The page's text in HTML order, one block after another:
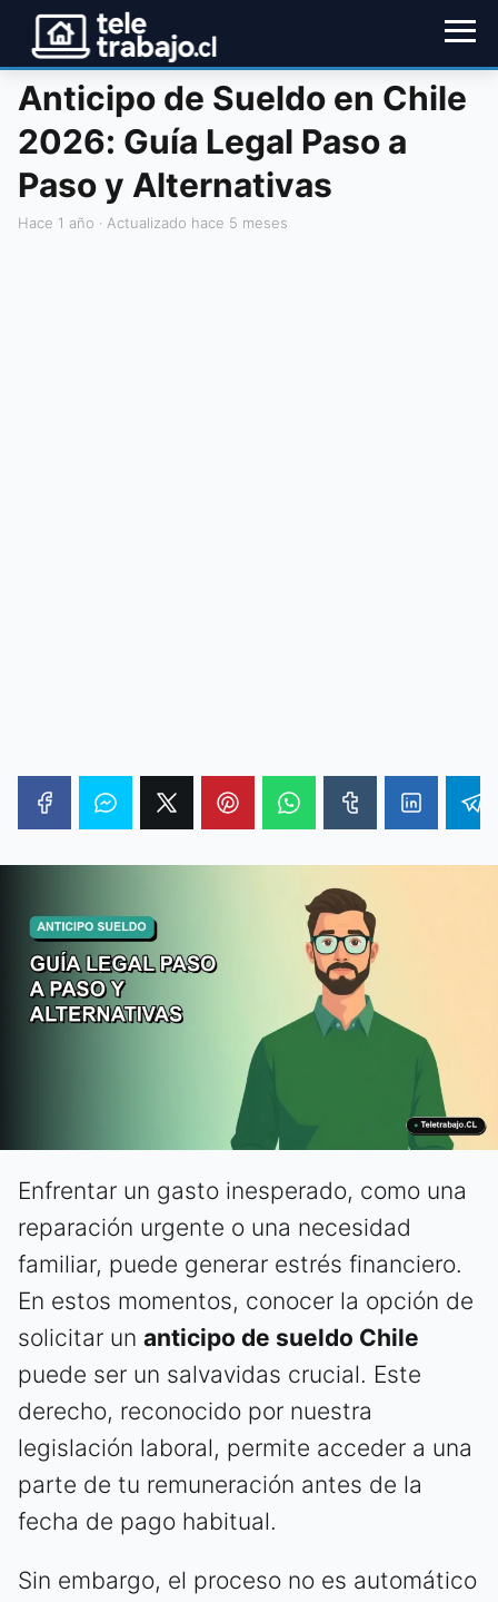
Anticipo de Sueldo en Chile
2026: Guía Legal Paso a
Paso y Alternativas
hace 1 año · Actualizado hace 5 meses
Enfrentar un gasto inesperado, como una
reparación urgente o una necesidad
familiar, puede generar estrés financiero.
En estos momentos, conocer la opción de
solicitar un anticipo de sueldo Chile
puede ser un salvavidas crucial. Este
derecho, reconocido por nuestra
legislación laboral, permite acceder a una
parte de tu remuneración antes de la
fecha de pago habitual.
Sin embargo, el proceso no es automático